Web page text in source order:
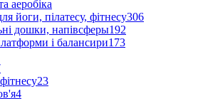
аеробіка
йоги, пілатесу, фітнесу306
дошки, напівсферы192
і балансири173
23
4